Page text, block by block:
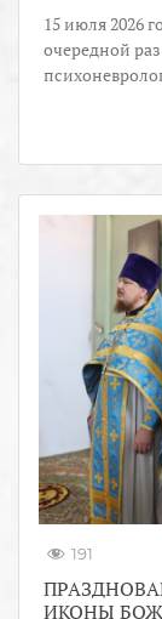
15 июля 2026
очередной
191
ИКОНЫ